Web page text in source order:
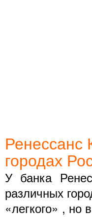
Ренессанс
городах
У банка
различных
«легкого» ,